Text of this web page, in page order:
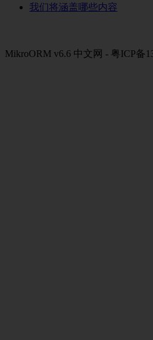
我们将涵盖哪些内容
MikroORM v6.6 中文网 - 粤ICP备